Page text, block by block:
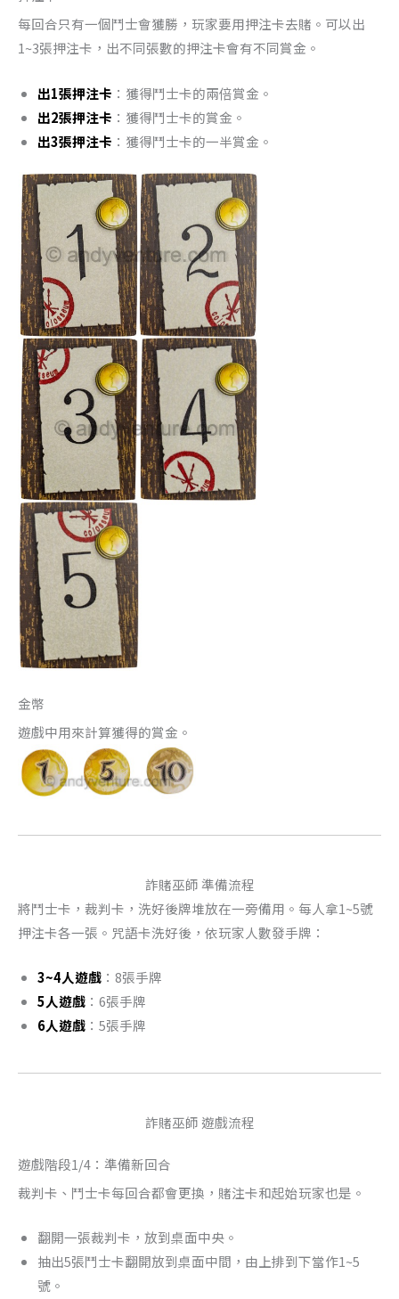
每回合只有一個鬥士會獲勝，玩家要用押注卡去賭。可以出
1~3張押注卡，出不同張數的押注卡會有不同賞金。
出1張押注卡 ：獲得鬥士卡的兩倍賞金。
出2張押注卡 ：獲得鬥士卡的賞金。
出3張押注卡 ：獲得鬥士卡的一半賞金。
金幣
遊戲中用來計算獲得的賞金。
詐賭巫師 準備流程
將鬥士卡，裁判卡，洗好後牌堆放在一旁備用。每人拿1~5號
押注卡各一張。咒語卡洗好後，依玩家人數發手牌：
3~4人遊戲：8張手牌
5人遊戲：6張手牌
6人遊戲：5張手牌
詐賭巫師 遊戲流程
遊戲階段1/4：準備新回合
裁判卡、鬥士卡每回合都會更換，賭注卡和起始玩家也是。
翻開一張裁判卡，放到桌面中央。
抽出5張鬥士卡翻開放到桌面中間，由上排到下當作1~5
號。